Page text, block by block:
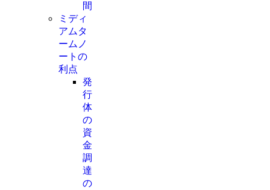
間
ミディ
アムタ
ームノ
ートの
利点
発
行
体
の
資
金
調
達
の